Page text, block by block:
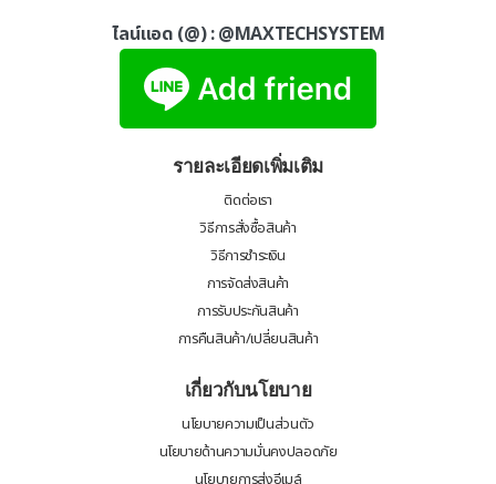
ไลน์แอด (@) :@MAXTECHSYSTEM
รายละเอียดเพิ่มเติม
ติดต่อเรา
วิธีการสั่งซื้อสินค้า
วิธีการชำระเงิน
การจัดส่งสินค้า
การรับประกันสินค้า
การคืนสินค้า/เปลี่ยนสินค้า
เกี่ยวกับนโยบาย
นโยบายความเป็นส่วนตัว
นโยบายด้านความมั่นคงปลอดภัย
นโยบายการส่งอีเมล์